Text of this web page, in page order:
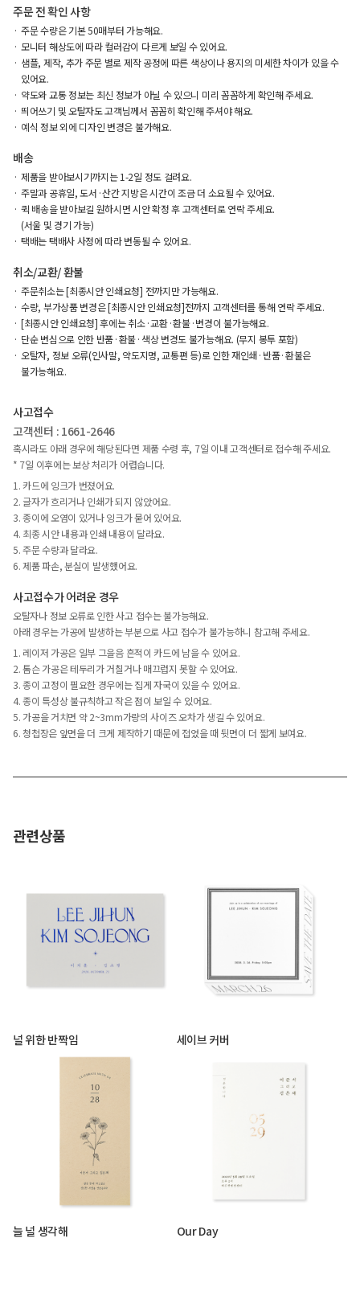
주문 전 확인 사항
주문 수량은 기본 50매부터 가능해요.
모니터 해상도에 따라 컬러감이 다르게 보일 수 있어요.
샘플, 제작, 추가 주문 별로 제작 공정에 따른 색상이나 용지의 미세한 차이가 있을 수
있어요.
약도와 교통 정보는 최신 정보가 아닐 수 있으니 미리 꼼꼼하게 확인해 주세요.
띄어쓰기 및 오탈자도 고객님께서 꼼꼼히 확인해 주셔야 해요.
예식 정보 외에 디자인 변경은 불가해요.
배송
제품을 받아보시기까지는 1-2일 정도 걸려요.
주말과 공휴일, 도서·산간 지방은 시간이 조금 더 소요될 수 있어요.
퀵 배송을 받아보길 원하시면 시안 확정 후 고객센터로 연락 주세요.
(서울 및 경기 가능)
택배는 택배사 사정에 따라 변동될 수 있어요.
취소/교환/ 환불
주문취소는 [최종시안 인쇄요청] 전까지만 가능해요.
수량, 부가상품 변경은 [최종시안 인쇄요청]전까지 고객센터를 통해 연락 주세요.
[최종시안 인쇄요청] 후에는 취소·교환·환불·변경이 불가능해요.
단순 변심으로 인한 반품·환불·색상 변경도 불가능해요. (무지 봉투 포함)
오탈자, 정보 오류(인사말, 약도지명, 교통편 등)로 인한 재인쇄·반품·환불은
불가능해요.
사고접수
고객센터 : 1661-2646
혹시라도 아래 경우에 해당된다면 제품 수령 후, 7일 이내 고객센터로 접수해 주세요.
* 7일 이후에는 보상 처리가 어렵습니다.
1. 카드에 잉크가 번졌어요.
2. 글자가 흐리거나 인쇄가 되지 않았어요.
3. 종이에 오염이 있거나 잉크가 묻어 있어요.
4. 최종 시안 내용과 인쇄 내용이 달라요.
5. 주문 수량과 달라요.
6. 제품 파손, 분실이 발생했어요.
사고접수가 어려운 경우
오탈자나 정보 오류로 인한 사고 접수는 불가능해요.
아래 경우는 가공에 발생하는 부분으로 사고 접수가 불가능하니 참고해 주세요.
1. 레이저 가공은 일부 그을음 흔적이 카드에 남을 수 있어요.
2. 톰슨 가공은 테두리가 거칠거나 매끄럽지 못할 수 있어요.
3. 종이 고정이 필요한 경우에는 집게 자국이 있을 수 있어요.
4. 종이 특성상 불규칙하고 작은 점이 보일 수 있어요.
5. 가공을 거치면 약 2~3mm가량의 사이즈 오차가 생길 수 있어요.
6. 청첩장은 앞면을 더 크게 제작하기 때문에 접었을 때 뒷면이 더 짧게 보여요.
관련상품
널 위한 반짝임 세이브 커버
늘 널 생각해 Our Day